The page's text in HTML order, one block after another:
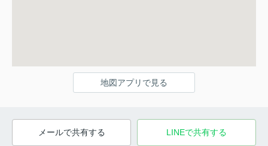
地図アプリで見る
メールで共有する LINEで共有する